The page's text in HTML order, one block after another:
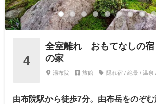
4
全室離れ おもてなしの
の家
湯布院 旅館 隠れ宿 / 絶景 / 温泉
由布院駅から徒歩7分。由布岳をのぞ